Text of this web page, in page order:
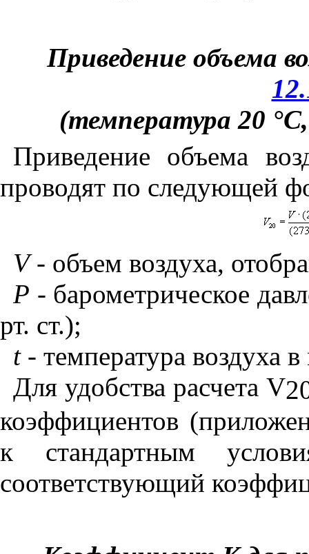
Приведение объема
(температура 20
Приведение объема
проводят по следующей
V- объем воздуха,
Р - барометрическое
рт. ст.);
t- температура воздуха
Для удобства расчетаV
коэффициентов
к стандартным
соответствующий